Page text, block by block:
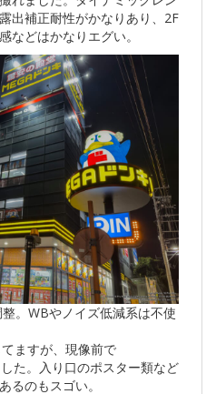
出補正耐性がかなりあり、2F
などはかなりエグい。
。WBやノイズ低減系は不使
ますが、現像前で
た。入り口のポスター類など
るのもスゴい。